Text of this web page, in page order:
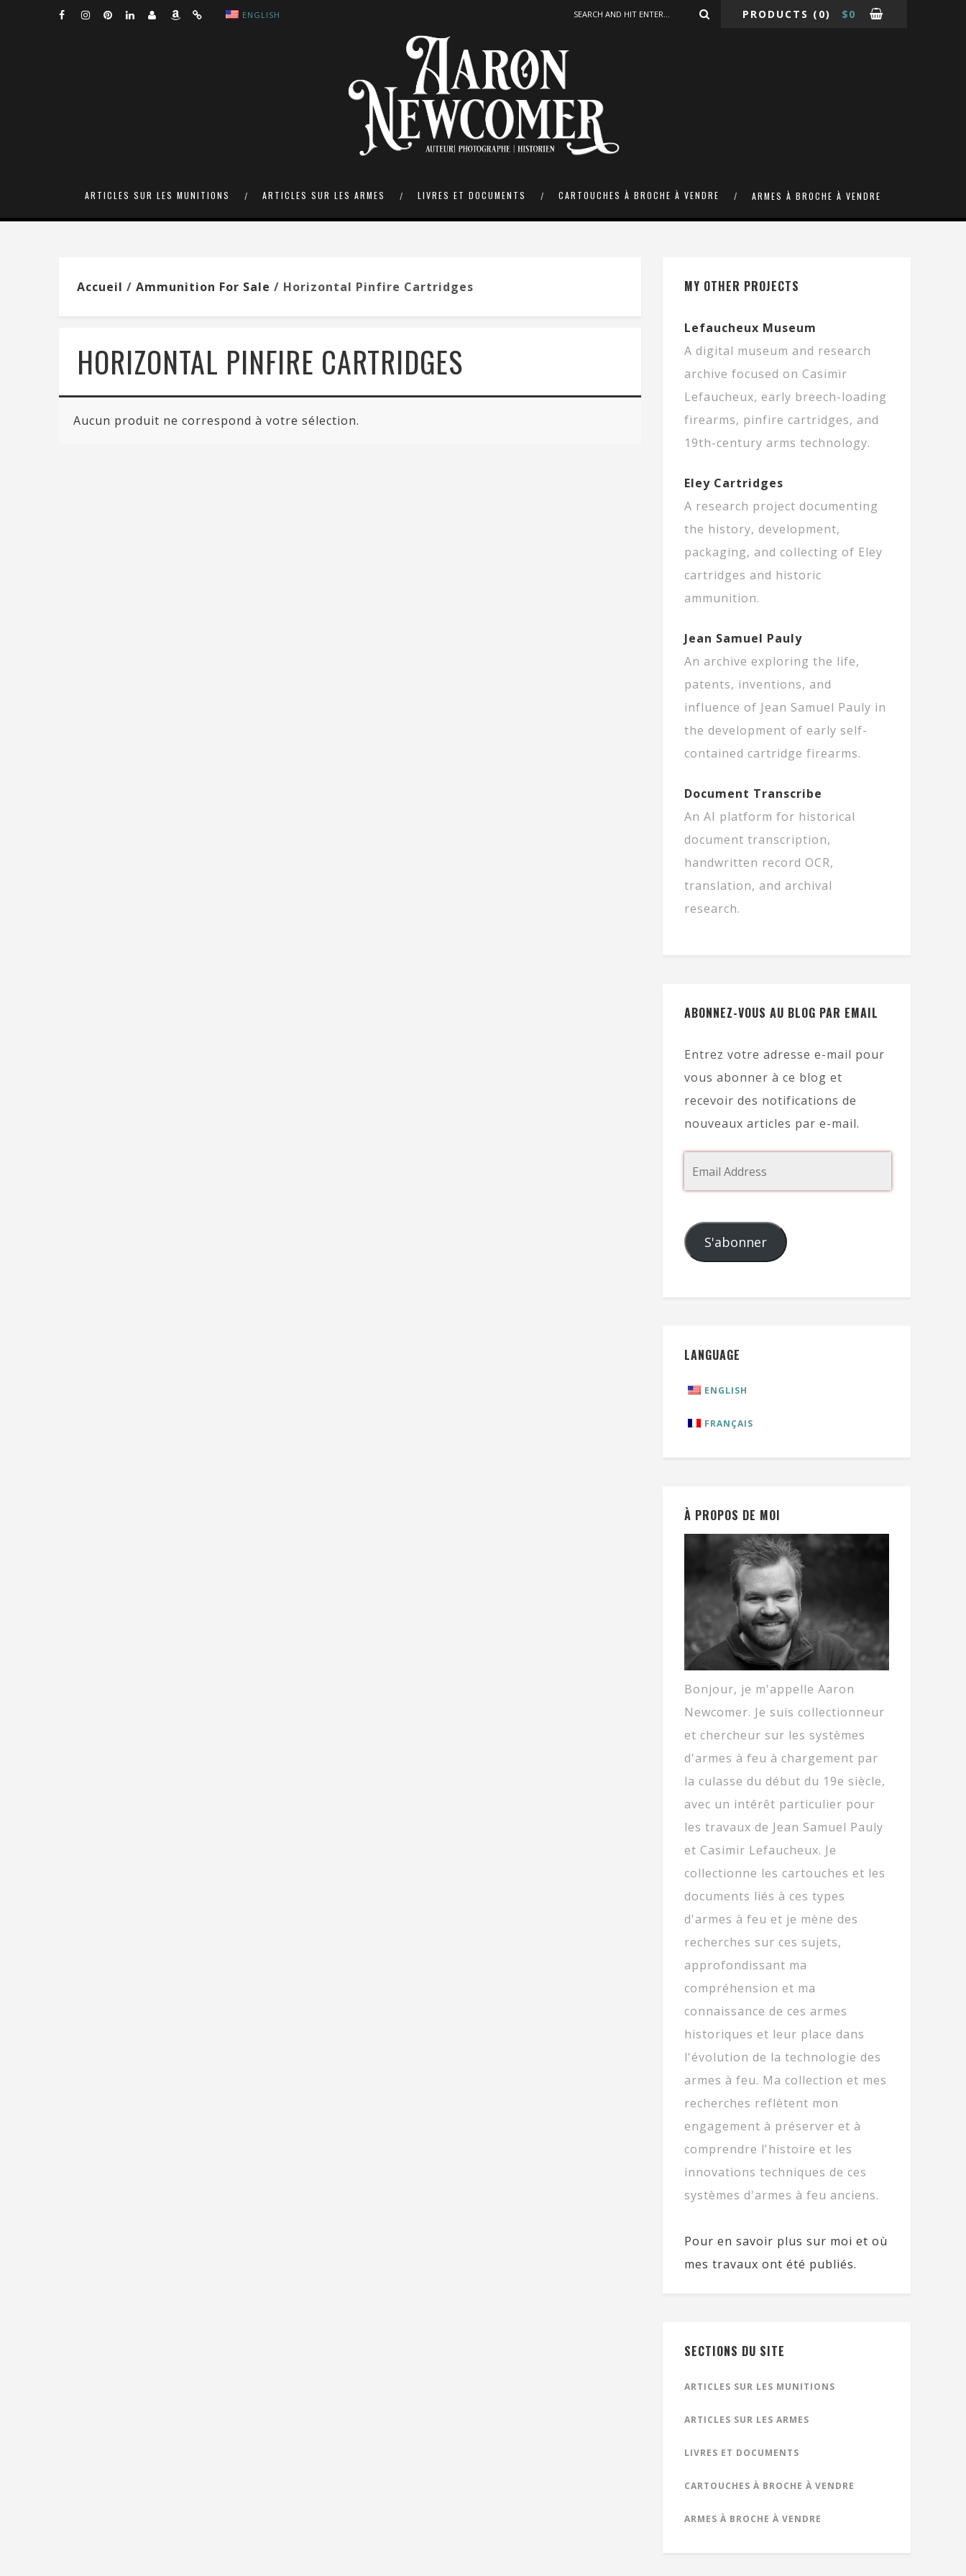
ENGLISH PRODUCTS (0) $0
ARTICLES SUR LES MUNITIONS ARTICLES SUR LES ARMES LIVRES ET DOCUMENTS CARTOUCHES À BROCHE À VENDRE ARMES À BROCHE À VENDRE
Accueil / Ammunition For Sale / Horizontal Pinfire Cartridges
HORIZONTAL PINFIRE CARTRIDGES
Aucun produit ne correspond à votre sélection.
MY OTHER PROJECTS
Lefaucheux Museum
A digital museum and research
archive focused on Casimir
Lefaucheux, early breech-loading
firearms, pinfire cartridges, and
19th-century arms technology.
Eley Cartridges
A research project documenting
the history, development,
packaging, and collecting of Eley
cartridges and historic
ammunition.
Jean Samuel Pauly
An archive exploring the life,
patents, inventions, and
influence of Jean Samuel Pauly in
the development of early self-
contained cartridge firearms.
Document Transcribe
An AI platform for historical
document transcription,
handwritten record OCR,
translation, and archival
research.
ABONNEZ-VOUS AU BLOG PAR EMAIL
Entrez votre adresse e-mail pour
vous abonner à ce blog et
recevoir des notifications de
nouveaux articles par e-mail.
S'abonner
LANGUAGE
ENGLISH
FRANÇAIS
À PROPOS DE MOI
Bonjour, je m'appelle Aaron
Newcomer. Je suis collectionneur
et chercheur sur les systèmes
d'armes à feu à chargement par
la culasse du début du 19e siècle,
avec un intérêt particulier pour
les travaux de Jean Samuel Pauly
et Casimir Lefaucheux. Je
collectionne les cartouches et les
documents liés à ces types
d'armes à feu et je mène des
recherches sur ces sujets,
approfondissant ma
compréhension et ma
connaissance de ces armes
historiques et leur place dans
l'évolution de la technologie des
armes à feu. Ma collection et mes
recherches reflètent mon
engagement à préserver et à
comprendre l'histoire et les
innovations techniques de ces
systèmes d'armes à feu anciens.
Pour en savoir plus sur moi et où
mes travaux ont été publiés.
SECTIONS DU SITE
ARTICLES SUR LES MUNITIONS
ARTICLES SUR LES ARMES
LIVRES ET DOCUMENTS
CARTOUCHES À BROCHE À VENDRE
ARMES À BROCHE À VENDRE